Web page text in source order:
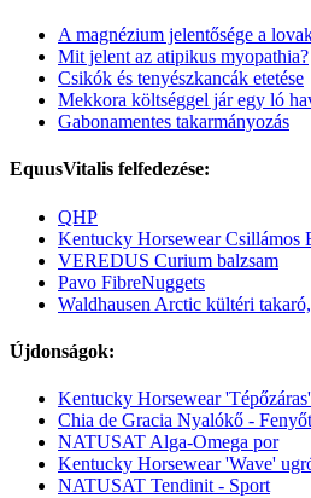
A magnézium jelentősége a
Mit jelent az atipikus myopathia?
Csikók és tenyészkancák etetése
Mekkora költséggel jár egy ló
Gabonamentes takarmányozás
EquusVitalis felfedezése:
QHP
Kentucky Horsewear Csillámos
VEREDUS Curium balzsam
Pavo FibreNuggets
Waldhausen Arctic kültéri
Újdonságok:
Kentucky Horsewear
Chia de Gracia Nyalókő -
NATUSAT Alga-Omega por
Kentucky Horsewear 'Wave'
NATUSAT Tendinit - Sport